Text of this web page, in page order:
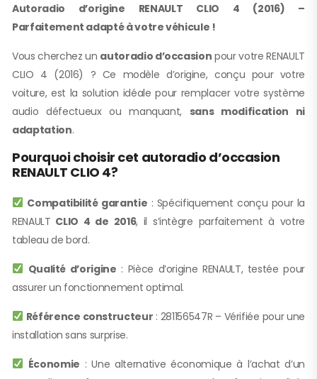
Autoradio d’origine RENAULT CLIO 4 (2016) –
Parfaitement adapté à votre véhicule !
Vous cherchez un autoradio d’occasion pour votre RENAULT
CLIO 4 (2016) ? Ce modèle d’origine, conçu pour votre
voiture, est la solution idéale pour remplacer votre système
audio défectueux ou manquant, sans modification ni
adaptation.
Pourquoi choisir cet autoradio d’occasion
RENAULT CLIO 4?
Compatibilité garantie : Spécifiquement conçu pour la
RENAULT CLIO 4 de 2016, il s’intègre parfaitement à votre
tableau de bord.
Qualité d’origine : Pièce d’origine RENAULT, testée pour
assurer un fonctionnement optimal.
Référence constructeur : 281156547R – Vérifiée pour une
installation sans surprise.
Économie : Une alternative économique à l’achat d’un